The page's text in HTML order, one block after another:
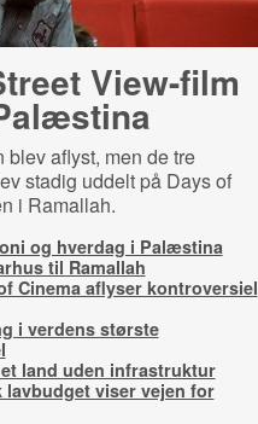
View-film
aflyst, men de tre
stadig uddelt på Days of
i Ramallah.
og hverdag i Palæstina
til Ramallah
Cinema aflyser kontroversiel
i verdens største
land uden infrastruktur
lavbudget viser vejen for